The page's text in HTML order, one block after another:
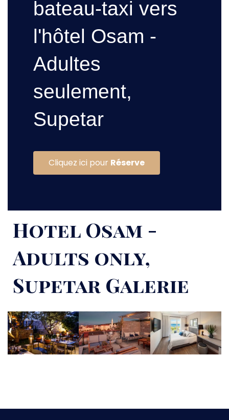
bateau-taxi vers
l'hôtel Osam -
Adultes
seulement,
Supetar​
Cliquez ici pour Réserve
Hotel Osam -
Adults only,
Supetar​ Galerie